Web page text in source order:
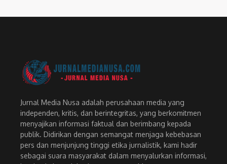
Jurnal Media Nusa adalah perusahaan media yang
independen, kritis, dan berintegritas, yang berkomitmen
menyajikan informasi faktual dan berimbang kepada
publik. Didirikan dengan semangat menjaga kebebasan
pers dan menjunjung tinggi etika jurnalistik, kami hadir
sebagai suara masyarakat dalam menyalurkan informasi,